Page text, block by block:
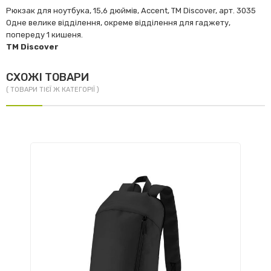
Рюкзак для ноутбука, 15,6 дюймів, Accent, TM Discover, арт. 3035
Одне велике відділення, окреме відділення для гаджету,
попереду 1 кишеня.
ТМ Discover
СХОЖІ ТОВАРИ
( ТОВАРИ ТІЄЇ Ж КАТЕГОРІЇ )